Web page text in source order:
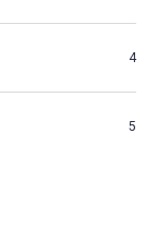
4
5